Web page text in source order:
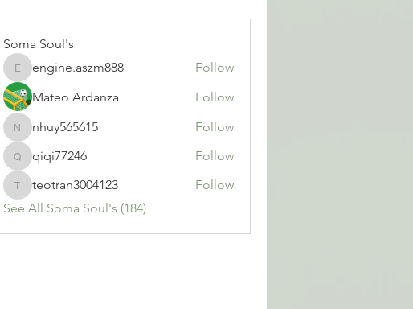
Soma Soul's
engine.aszm888
engine.aszm888
Follow
Mateo Ardanza
Follow
nhuy565615
nhuy565615 Follow
qiqi77246
qiqi77246 Follow
teotran3004123
teotran3004123
Follow
See All Soma Soul's (184)